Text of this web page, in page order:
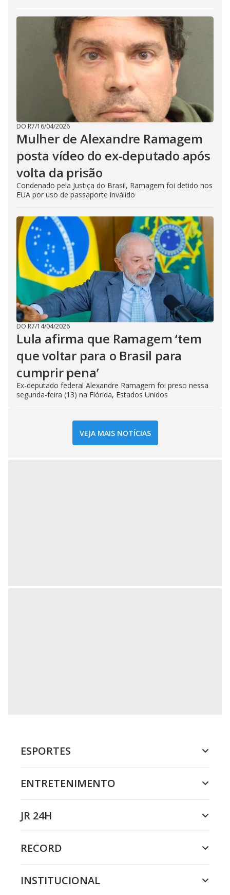
DO R7/16/04/2026
Mulher de Alexandre Ramagem
posta vídeo do ex-deputado após
volta da prisão
Condenado pela Justiça do Brasil, Ramagem foi detido nos
EUA por uso de passaporte inválido
DO R7/14/04/2026
Lula afirma que Ramagem ‘tem
que voltar para o Brasil para
cumprir pena’
Ex-deputado federal Alexandre Ramagem foi preso nessa
segunda-feira (13) na Flórida, Estados Unidos
VEJA MAIS NOTÍCIAS
ESPORTES
ENTRETENIMENTO
JR 24H
RECORD
INSTITUCIONAL